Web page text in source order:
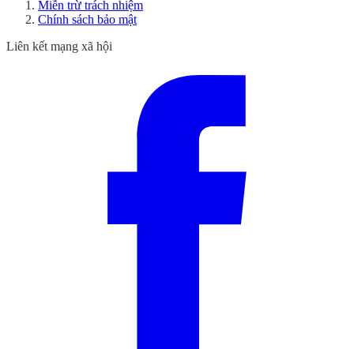
Miễn trừ trách nhiệm
Chính sách bảo mật
Liên kết mạng xã hội